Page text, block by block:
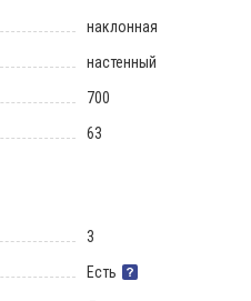
наклонная
настенный
700
63
3
Есть